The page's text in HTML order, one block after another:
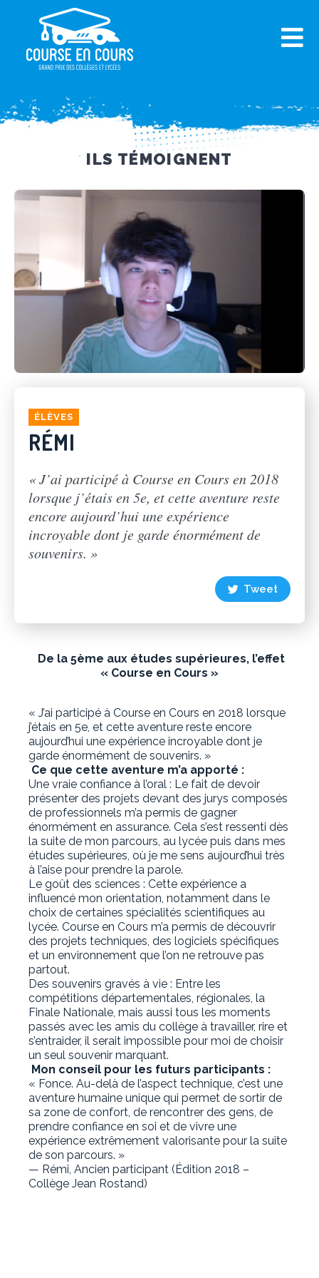
ILS TÉMOIGNENT
ÉLÈVES
RÉMI
« J’ai participé à Course en Cours en 2018
lorsque j’étais en 5e, et cette aventure reste
encore aujourd’hui une expérience
incroyable dont je garde énormément de
souvenirs. »
Tweet
De la 5ème aux études supérieures, l’effet
« Course en Cours »
« J’ai participé à Course en Cours en 2018 lorsque
j’étais en 5e, et cette aventure reste encore
aujourd’hui une expérience incroyable dont je
garde énormément de souvenirs. »
Ce que cette aventure m’a apporté :
Une vraie confiance à l’oral : Le fait de devoir
présenter des projets devant des jurys composés
de professionnels m’a permis de gagner
énormément en assurance. Cela s’est ressenti dès
la suite de mon parcours, au lycée puis dans mes
études supérieures, où je me sens aujourd’hui très
à l’aise pour prendre la parole.
Le goût des sciences : Cette expérience a
influencé mon orientation, notamment dans le
choix de certaines spécialités scientifiques au
lycée. Course en Cours m’a permis de découvrir
des projets techniques, des logiciels spécifiques
et un environnement que l’on ne retrouve pas
partout.
Des souvenirs gravés à vie : Entre les
compétitions départementales, régionales, la
Finale Nationale, mais aussi tous les moments
passés avec les amis du collège à travailler, rire et
s’entraider, il serait impossible pour moi de choisir
un seul souvenir marquant.
Mon conseil pour les futurs participants :
« Fonce. Au-delà de l’aspect technique, c’est une
aventure humaine unique qui permet de sortir de
sa zone de confort, de rencontrer des gens, de
prendre confiance en soi et de vivre une
expérience extrêmement valorisante pour la suite
de son parcours. »
— Rémi, Ancien participant (Édition 2018 –
Collège Jean Rostand)
Panneau de gestion des cookies